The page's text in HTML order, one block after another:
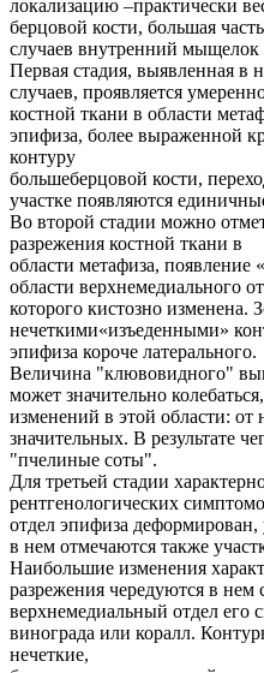
локализацию –практически
берцовой кости, большая
случаев внутренний мыщелок
Первая стадия, выявленная в
случаев, проявляется
костной ткани в области
эпифиза, более выраженной
контуру
большеберцовой кости,
участке появляются
Во второй стадии можно
разрежения костной ткани в
области метафиза,
области верхнемедиального
которого кистозно изменена.
нечеткими«изъеденными»
эпифиза короче латерального.
Величина "клювовидного"
может значительно
изменений в этой области:
значительных. В результате
"пчелиные соты".
Для третьей стадии
рентгенологических
отдел эпифиза
в нем отмечаются также
Наибольшие изменения
разрежения чередуются в нем
верхнемедиальный отдел его
винограда или коралл.
нечеткие,